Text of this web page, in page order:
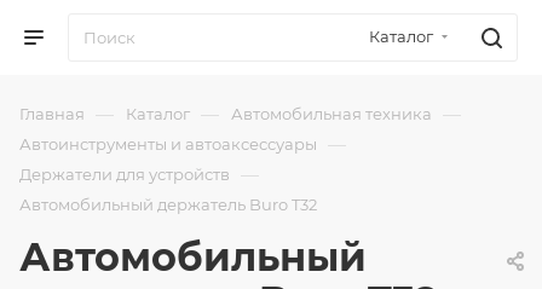
Каталог
Главная — Каталог — Автомобильная техника —
Автоинструменты и автоаксессуары —
Держатели для устройств —
Автомобильный держатель Buro T32
Автомобильный